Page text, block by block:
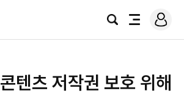
검
전
로
그
텐츠 저작권 보호 위해